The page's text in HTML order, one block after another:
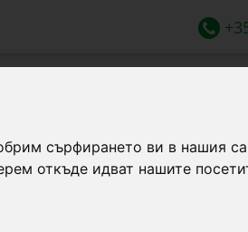
сърфирането ви в нашия
откъде идват нашите
мм